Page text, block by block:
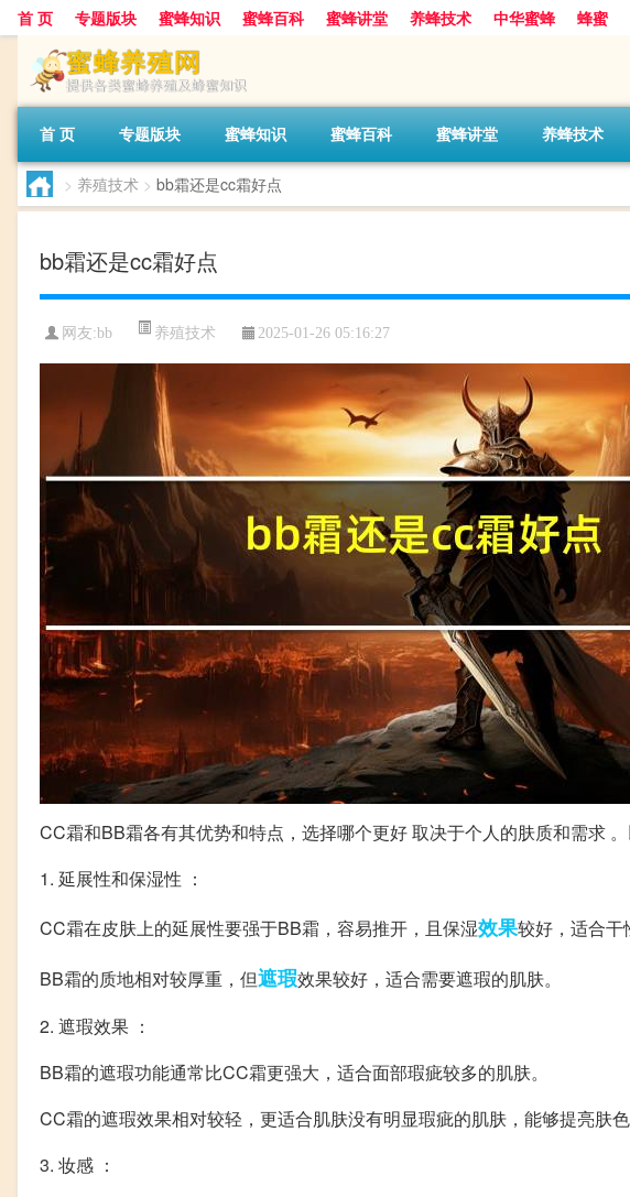
首 页 专题版块 蜜蜂知识 蜜蜂百科 蜜蜂讲堂 养蜂技术 中华蜜蜂 蜂蜜
首 页 专题版块 蜜蜂知识 蜜蜂百科 蜜蜂讲堂 养蜂技术
> 养殖技术 > bb霜还是cc霜好点
bb霜还是cc霜好点
网友:bb 养殖技术 2025-01-26 05:16:27
CC霜和BB霜各有其优势和特点，选择哪个更好 取决于个人的肤质和需求
1. 延展性和保湿性 ：
CC霜在皮肤上的延展性要强于BB霜，容易推开，且保湿效果较好，适合干
BB霜的质地相对较厚重，但遮瑕效果较好，适合需要遮瑕的肌肤。
2. 遮瑕效果 ：
BB霜的遮瑕功能通常比CC霜更强大，适合面部瑕疵较多的肌肤。
CC霜的遮瑕效果相对较轻，更适合肌肤没有明显瑕疵的肌肤，能够提亮肤色
3. 妆感 ：